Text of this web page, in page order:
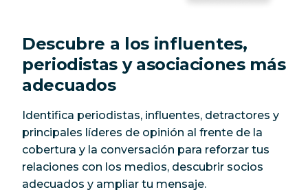
Descubre a los influentes,
periodistas y asociaciones más
adecuados
Identifica periodistas, influentes, detractores y
principales líderes de opinión al frente de la
cobertura y la conversación para reforzar tus
relaciones con los medios, descubrir socios
adecuados y ampliar tu mensaje.